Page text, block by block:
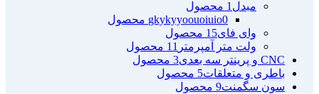
مبدل 1 محصول
gkykyyoouoiuio0 محصول
وای فای15 محصول
ولت متر آمپرمتر 11 محصول
CNC و پرینتر سه بعدی
3 محصول
باطری و متعلقات5 محصول
سون سگمنت9 محصول